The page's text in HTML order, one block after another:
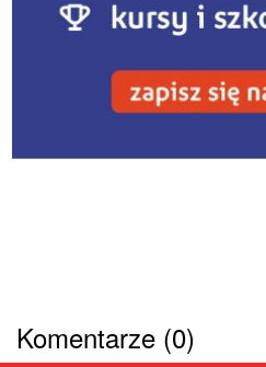
Komentarze (0)